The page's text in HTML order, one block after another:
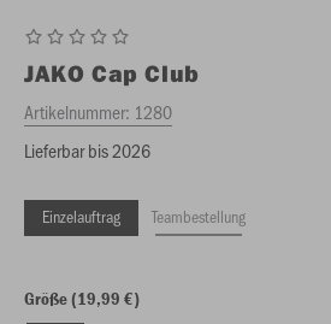
JAKO Cap Club
Artikelnummer: 1280
Lieferbar bis 2026
Einzelauftrag Teambestellung
Größe (19,99 €)